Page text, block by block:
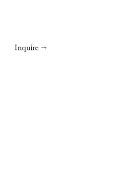
Inquire →